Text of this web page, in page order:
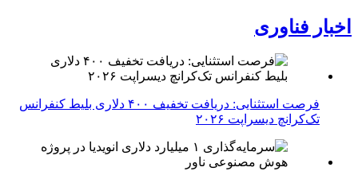
اخبار فناوری
فرصت استثنایی: دریافت تخفیف ۴۰۰ دلاری بلیط کنفرانس
تک‌کرانچ دیسراپت ۲۰۲۶